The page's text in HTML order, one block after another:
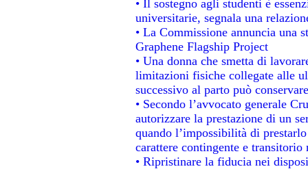
• Il sostegno agli studenti è
universitarie, segnala una
• La Commissione annuncia una
Graphene Flagship Project
• Una donna che smetta di
limitazioni fisiche collegate alle
successivo al parto può
• Secondo l’avvocato generale
autorizzare la prestazione di un
quando l’impossibilità di
carattere contingente e
• Ripristinare la fiducia nei